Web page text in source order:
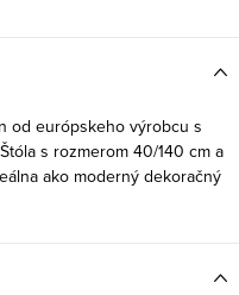
od európskeho výrobcu s
s rozmerom 40/140 cm a
ako moderný dekoračný